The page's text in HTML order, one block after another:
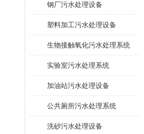
钢厂污水处理设备
塑料加工污水处理设备
生物接触氧化污水处理系统
​实验室污水处理系统
加油站污水处理设备
公共厕所污水处理系统
洗砂污水处理设备